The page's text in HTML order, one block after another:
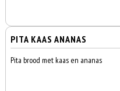
PITA KAAS ANANAS
Pita brood met kaas en ananas